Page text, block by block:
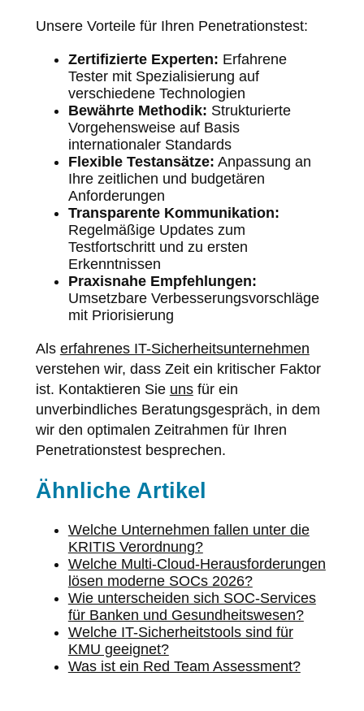
Unsere Vorteile für Ihren Penetrationstest:
Zertifizierte Experten: Erfahrene
Tester mit Spezialisierung auf
verschiedene Technologien
Bewährte Methodik: Strukturierte
Vorgehensweise auf Basis
internationaler Standards
Flexible Testansätze: Anpassung an
Ihre zeitlichen und budgetären
Anforderungen
Transparente Kommunikation:
Regelmäßige Updates zum
Testfortschritt und zu ersten
Erkenntnissen
Praxisnahe Empfehlungen:
Umsetzbare Verbesserungsvorschläge
mit Priorisierung
Als erfahrenes IT-Sicherheitsunternehmen
verstehen wir, dass Zeit ein kritischer Faktor
ist. Kontaktieren Sie unsfür ein
unverbindliches Beratungsgespräch, in dem
wir den optimalen Zeitrahmen für Ihren
Penetrationstest besprechen.
Ähnliche Artikel
Welche Unternehmen fallen unter die
KRITIS Verordnung?
Welche Multi-Cloud-Herausforderungen
lösen moderne SOCs 2026?
Wie unterscheiden sich SOC-Services
für Banken und Gesundheitswesen?
Welche IT-Sicherheitstools sind für
KMU geeignet?
Was ist ein Red Team Assessment?